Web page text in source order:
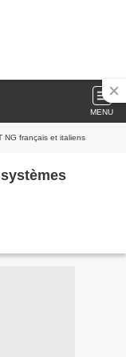
MENU
NG français et italiens